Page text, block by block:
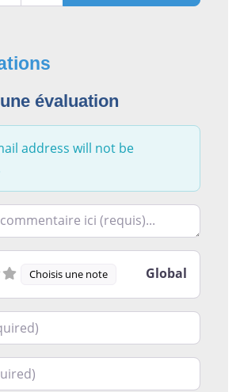
évaluation
address will not be
ce que vous avez le plus et le
Choisis une note Global